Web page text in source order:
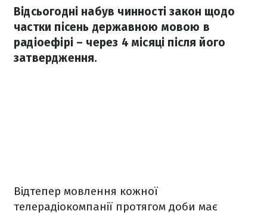
Відсьогодні набув чинності закон щодо
частки пісень державною мовою в
радіоефірі – через 4 місяці після його
затвердження.
Відтепер мовлення кожної
телерадіокомпанії протягом доби має